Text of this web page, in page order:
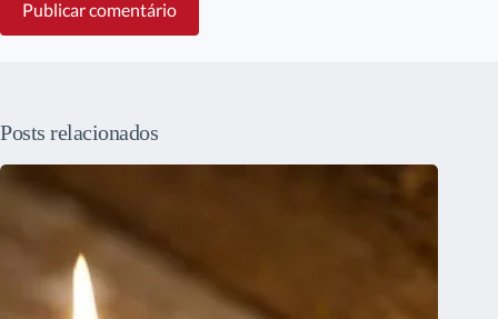
Publicar comentário
Posts relacionados